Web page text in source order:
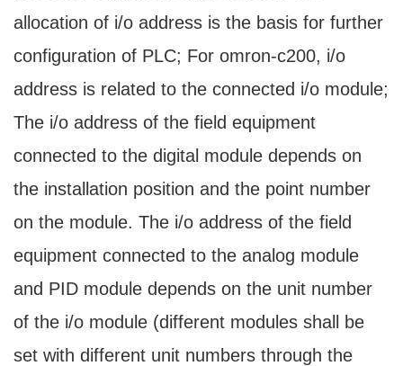
allocation of i/o address is the basis for further
configuration of PLC; For omron-c200, i/o
address is related to the connected i/o module;
The i/o address of the field equipment
connected to the digital module depends on
the installation position and the point number
on the module. The i/o address of the field
equipment connected to the analog module
and PID module depends on the unit number
of the i/o module (different modules shall be
set with different unit numbers through the